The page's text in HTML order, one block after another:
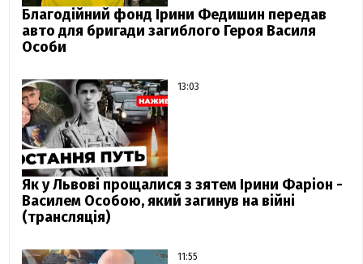
Благодійний фонд Ірини Федишин передав
авто для бригади загиблого Героя Василя
Особи
13:03
Як у Львові прощалися з зятем Ірини Фаріон -
Василем Особою, який загинув на війні
(трансляція)
11:55